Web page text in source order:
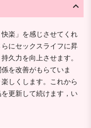
楽」を感じさせてくれ
にセックスライフに昇
久力を向上させます。
を改善がもらていま
しくします。これから
更新して続けます，い